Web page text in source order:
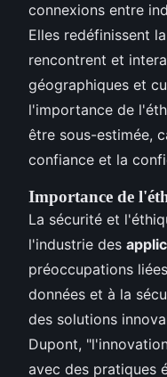
connexions entre
Elles redéfinissent
rencontrent et
géographiques et
l'importance de
être sous-estimée,
confiance et la
Importance de
La sécurité et
l'industrie des
préoccupations
données et à la
des solutions
Dupont,
avec des pratiques